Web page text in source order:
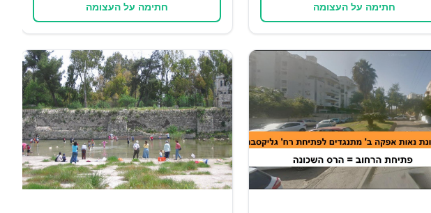
חתימה על העצומה חתימה על העצומה